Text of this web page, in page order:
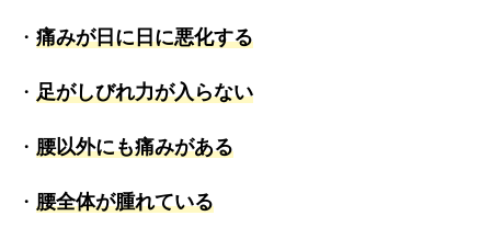
・ 痛みが日に日に悪化する
・ 足がしびれ力が入らない
・ 腰以外にも痛みがある
・ 腰全体が腫れている